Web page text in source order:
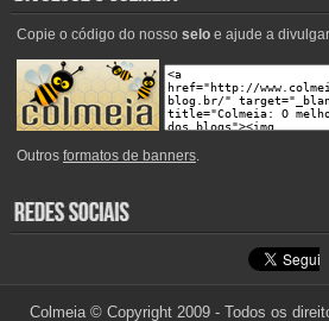
Copie o código do nosso seloe ajude a
Outros formatos de banners.
Colmeia © Copyright 2009 - Todos os